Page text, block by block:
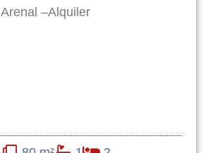
Arenal –Alquiler